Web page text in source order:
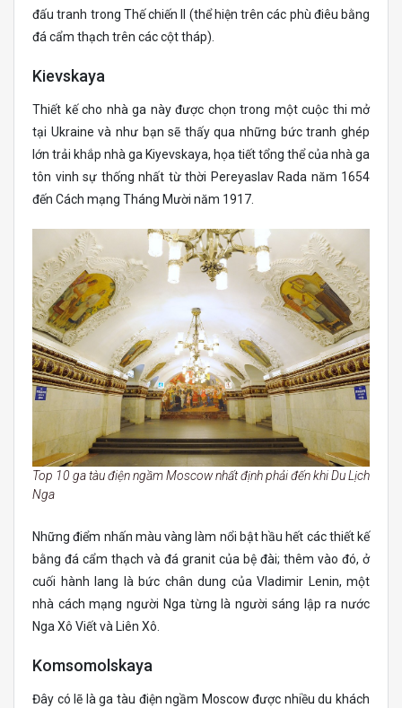
đấu tranh trong Thế chiến II (thể hiện trên các phù điêu bằng
đá cẩm thạch trên các cột tháp).
Kievskaya
Thiết kế cho nhà ga này được chọn trong một cuộc thi mở
tại Ukraine và như bạn sẽ thấy qua những bức tranh ghép
lớn trải khắp nhà ga Kiyevskaya, họa tiết tổng thể của nhà ga
tôn vinh sự thống nhất từ thời Pereyaslav Rada năm 1654
đến Cách mạng Tháng Mười năm 1917.
Top 10 ga tàu điện ngầm Moscow nhất định phải đến khi Du Lịch
Nga
Những điểm nhấn màu vàng làm nổi bật hầu hết các thiết kế
bằng đá cẩm thạch và đá granit của bệ đài; thêm vào đó, ở
cuối hành lang là bức chân dung của Vladimir Lenin, một
nhà cách mạng người Nga từng là người sáng lập ra nước
Nga Xô Viết và Liên Xô.
Komsomolskaya
Đây có lẽ là ga tàu điện ngầm Moscow được nhiều du khách